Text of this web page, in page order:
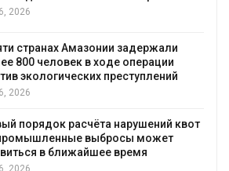
Авг 6, 2026
Москвариум отметит 11-летие
трёхдневным фестивалем
Авг 5, 2026
проверяют по статье о терроризме
Авг 5, 2026